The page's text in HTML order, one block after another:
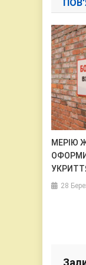
МЕРІЮ
28